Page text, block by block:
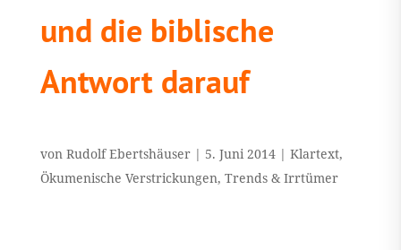
und die biblische
Antwort darauf
von Rudolf Ebertshäuser| 5. Juni 2014| Klartext,
Ökumenische Verstrickungen, Trends & Irrtümer